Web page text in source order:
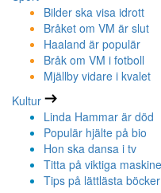
Bilder ska visa idrott
Bråket om VM är slut
Haaland är populär
Bråk om VM i fotboll
Mjällby vidare i kvalet
Kultur
Linda Hammar är död
Populär hjälte på bio
Hon ska dansa i tv
Titta på viktiga
Tips på lättlästa böcker